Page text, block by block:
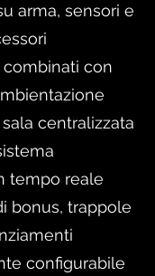
arma, sensori e
combinati con
centralizzata
tempo reale
bonus, trappole
configurabile